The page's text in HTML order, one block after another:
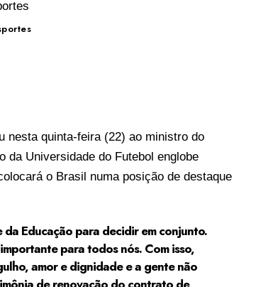
nesta quinta-feira (22) ao ministro do
da Universidade do Futebol englobe
o Brasil numa posição de destaque
da Educação para decidir em conjunto.
para todos nós. Com isso,
amor e dignidade e a gente não